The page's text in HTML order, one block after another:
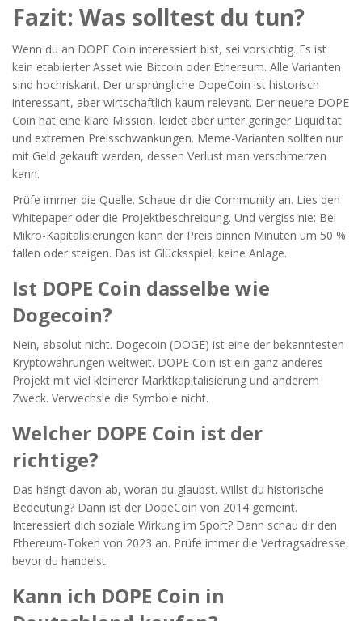
Fazit: Was solltest du tun?
Wenn du an DOPE Coin interessiert bist, sei vorsichtig. Es ist
kein etablierter Asset wie Bitcoin oder Ethereum. Alle Varianten
sind hochriskant. Der ursprüngliche DopeCoin ist historisch
interessant, aber wirtschaftlich kaum relevant. Der neuere DOPE
Coin hat eine klare Mission, leidet aber unter geringer Liquidität
und extremen Preisschwankungen. Meme-Varianten sollten nur
mit Geld gekauft werden, dessen Verlust man verschmerzen
kann.
Prüfe immer die Quelle. Schaue dir die Community an. Lies den
Whitepaper oder die Projektbeschreibung. Und vergiss nie: Bei
Mikro-Kapitalisierungen kann der Preis binnen Minuten um 50 %
fallen oder steigen. Das ist Glücksspiel, keine Anlage.
Ist DOPE Coin dasselbe wie
Dogecoin?
Nein, absolut nicht. Dogecoin (DOGE) ist eine der bekanntesten
Kryptowährungen weltweit. DOPE Coin ist ein ganz anderes
Projekt mit viel kleinerer Marktkapitalisierung und anderem
Zweck. Verwechsle die Symbole nicht.
Welcher DOPE Coin ist der
richtige?
Das hängt davon ab, woran du glaubst. Willst du historische
Bedeutung? Dann ist der DopeCoin von 2014 gemeint.
Interessiert dich soziale Wirkung im Sport? Dann schau dir den
Ethereum-Token von 2023 an. Prüfe immer die Vertragsadresse,
bevor du handelst.
Kann ich DOPE Coin in